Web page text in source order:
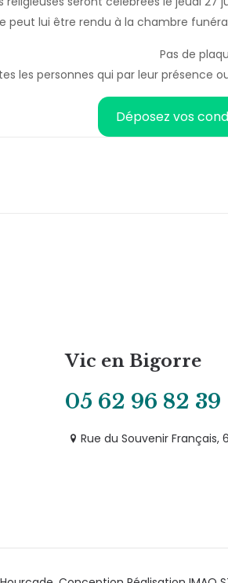
lui être rendu à la chambre funéraire
Pas de
les personnes qui par leur présence
Déposez vos
Vic en Bigorre
05 62 96 82 39
Rue du Souvenir Français,